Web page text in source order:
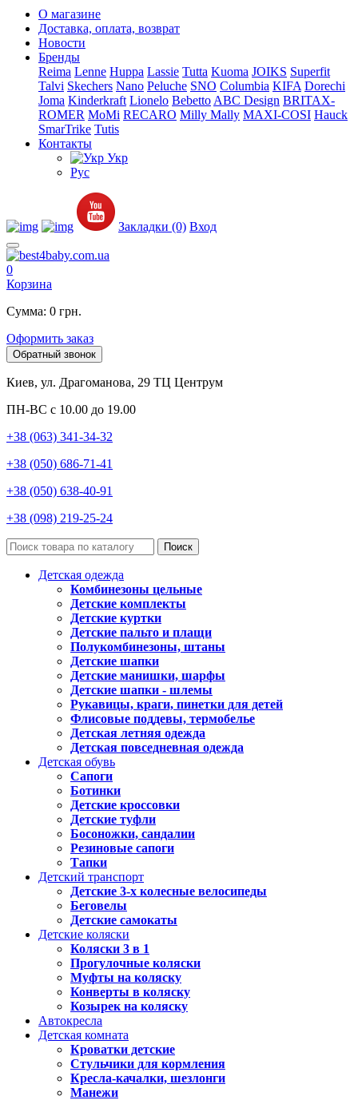
О магазине
Доставка, оплата, возврат
Новости
Бренды
Reima Lenne Huppa Lassie Tutta Kuoma JOIKS Superfit
Talvi Skechers Nano Peluche SNO Columbia KIFA Dorechi
Joma Kinderkraft Lionelo Bebetto ABC Design BRITAX-
ROMER MoMi RECARO Milly Mally MAXI-COSI Hauck
SmarTrike Tutis
Контакты
Укр
Рус
Закладки (0) Вход
0
Корзина
Сумма: 0 грн.
Оформить заказ
Обратный звонок
Киев, ул. Драгоманова, 29 ТЦ Центрум
ПН-ВС с 10.00 до 19.00
+38 (063) 341-34-32
+38 (050) 686-71-41
+38 (050) 638-40-91
+38 (098) 219-25-24
Поиск
Детская одежда
Комбинезоны цельные
Детские комплекты
Детские куртки
Детские пальто и плащи
Полукомбинезоны, штаны
Детские шапки
Детские манишки, шарфы
Детские шапки - шлемы
Рукавицы, краги, пинетки для детей
Флисовые поддевы, термобелье
Детская летняя одежда
Детская повседневная одежда
Детская обувь
Сапоги
Ботинки
Детские кроссовки
Детские туфли
Босоножки, сандалии
Резиновые сапоги
Тапки
Детский транспорт
Детские 3-х колесные велосипеды
Беговелы
Детские самокаты
Детские коляски
Коляски 3 в 1
Прогулочные коляски
Муфты на коляску
Конверты в коляску
Козырек на коляску
Автокресла
Детская комната
Кроватки детские
Стульчики для кормления
Кресла-качалки, шезлонги
Манежи